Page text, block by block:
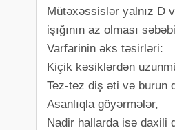
Mütəxəssislər yalnız D
işığının az olması
Varfarinin əks təsirləri:
Kiçik kəsiklərdən
Tez-tez diş əti və burun
Asanlıqla göyərmələr,
Nadir hallarda isə daxili